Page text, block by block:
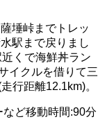
埵峠までトレッ
駅まで戻りまし
くで海鮮丼ラン
イクルを借りて三
行距離12.1km)。
など移動時間:90分